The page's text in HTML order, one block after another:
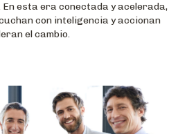
En esta era conectada y acelerada,
con inteligencia y accionan
el cambio.